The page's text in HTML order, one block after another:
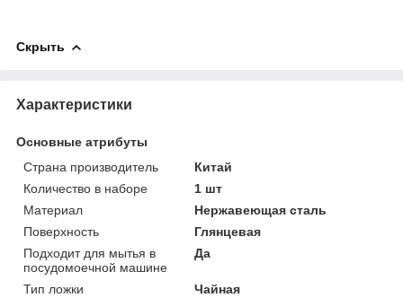
Скрыть
Характеристики
Основные атрибуты
Страна производитель
Китай
Количество в наборе
1 шт
Материал
Нержавеющая сталь
Поверхность
Глянцевая
Подходит для мытья в
посудомоечной машине
Да
Тип ложки
Чайная